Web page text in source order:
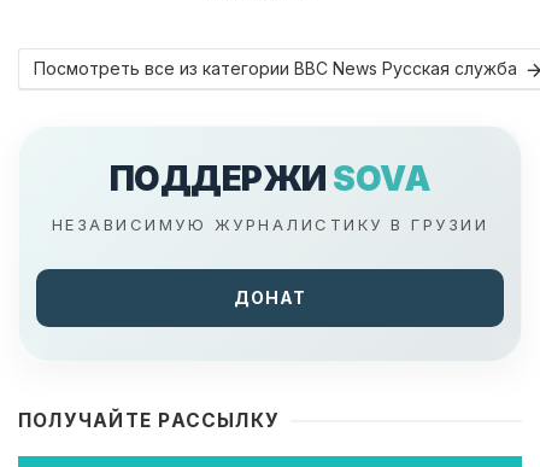
Посмотреть все из категории BBC News Русская служба
ПОДДЕРЖИ SOVA
НЕЗАВИСИМУЮ ЖУРНАЛИСТИКУ В ГРУЗИИ
ДОНАТ
ПОЛУЧАЙТЕ РАССЫЛКУ